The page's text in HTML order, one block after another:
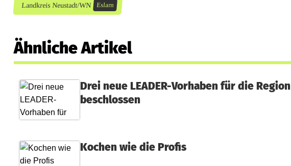
Landkreis Neustadt/WN Eslarn
Ähnliche Artikel
Drei neue LEADER-Vorhaben für die Region
beschlossen
Kochen wie die Profis